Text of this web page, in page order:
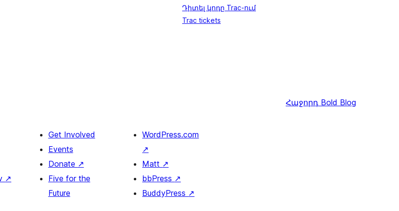
Դիտել կոդը Trac-ում
Trac tickets
Հաջորդ Bold Blog
↗
Get Involved
Events
Donate ↗
Five for the
Future
WordPress.com
↗
Matt ↗
bbPress ↗
BuddyPress ↗